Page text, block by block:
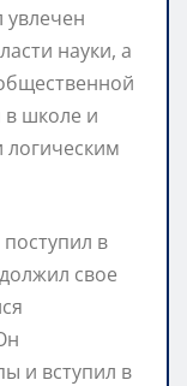
науки, а
школе и
логическим
в
свое
и вступил в